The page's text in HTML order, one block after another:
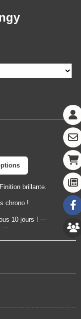
brillante.
chrono !
10 jours ! ---
---